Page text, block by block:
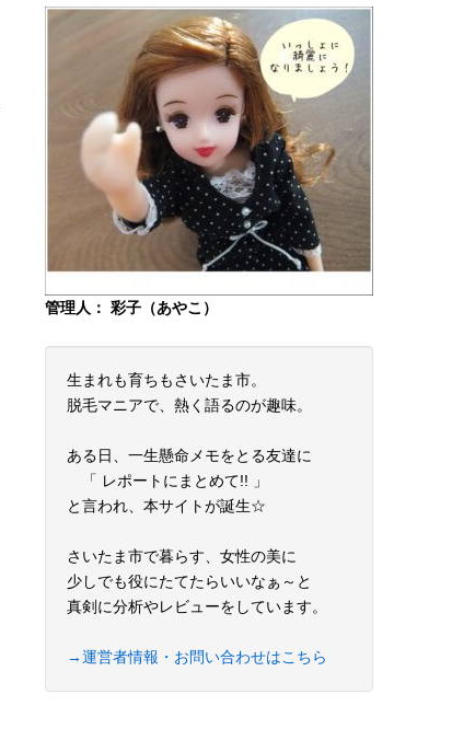
管理人： 彩子（あやこ）
生まれも育ちもさいたま市。
脱毛マニアで、熱く語るのが趣味。
ある日、一生懸命メモをとる友達に
「 レポートにまとめて!! 」
と言われ、本サイトが誕生☆
さいたま市で暮らす、女性の美に
少しでも役にたてたらいいなぁ～と
真剣に分析やレビューをしています。
→運営者情報・お問い合わせはこちら